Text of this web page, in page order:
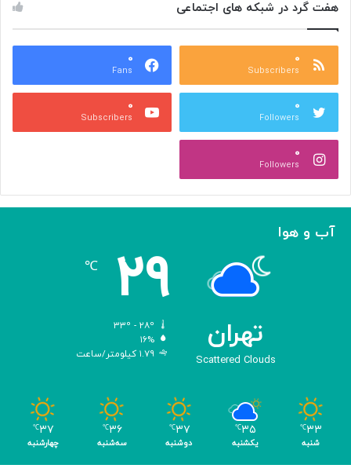
خ
و
ن
ی
هفت گرد در شبکه های اجتماعی
۰
Subscribers
۰
Fans
۰
Followers
۰
Subscribers
۰
Followers
آب و هوا
تهران
Scattered Clouds
۲۹ ℃
۱۶%
۱.۷۹ کیلومتر/ساعت
۳۳℃
شنبه
۳۵℃
یکشنبه
۳۷℃
دوشنبه
۳۶℃
سه‌شنبه
۳۷℃
چهارشنبه